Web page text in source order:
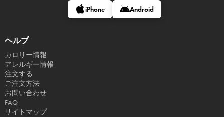
iPhone Android
ヘルプ
カロリー情報
アレルギー情報
注文する
ご注文方法
お問い合わせ
FAQ
サイトマップ